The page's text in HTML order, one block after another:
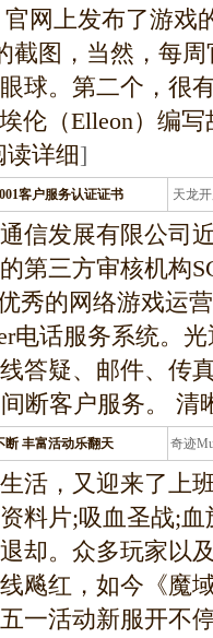
官网上发布了游
截图，当然，每
球。第二个，很
伦（Elleon）编
读详细]
客户服务认证证书 天龙
龙
信发展有限公司
第三方审核机构
秀的网络游戏运
电话服务系统。
答疑、邮件、传
断客户服务。 清
断 丰富活动乐翻天 奇迹
条
活，又迎来了上
料片;吸血圣战;
却。众多玩家以
飚红，如今《魔
一活动新服开不